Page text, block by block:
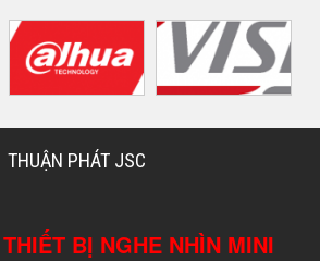
THUẬN PHÁT JSC
NGHE NHÌN MINI